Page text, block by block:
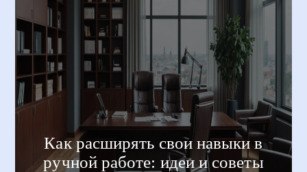
Как расширять свои навыки в
ручной работе: идеи и советы